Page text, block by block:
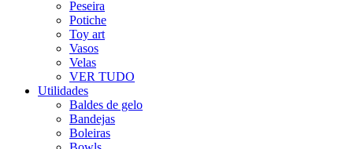
Peseira
Potiche
Toy art
Vasos
Velas
VER TUDO
Utilidades
Baldes de gelo
Bandejas
Boleiras